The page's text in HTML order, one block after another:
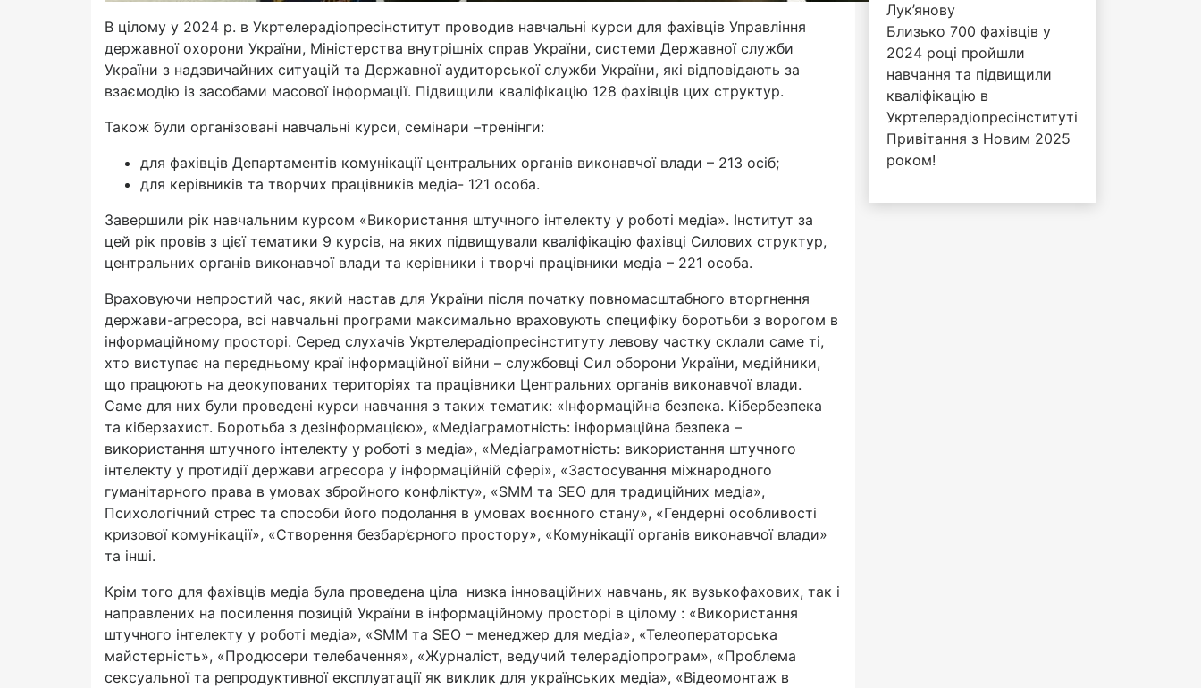
В цілому у 2024 р. в Укртелерадіопресінститут проводив навчальні курси для фахівців Управління
державної охорони України, Міністерства внутрішніх справ України, системи Державної служби
України з надзвичайних ситуацій та Державної аудиторської служби України, які відповідають за
взаємодію із засобами масової інформації. Підвищили кваліфікацію 128 фахівців цих структур.
Також були організовані навчальні курси, семінари –тренінги:
для фахівців Департаментів комунікації центральних органів виконавчої влади – 213 осіб;
для керівників та творчих працівників медіа- 121 особа.
Завершили рік навчальним курсом «Використання штучного інтелекту у роботі медіа». Інститут за
цей рік провів з цієї тематики 9 курсів, на яких підвищували кваліфікацію фахівці Силових структур,
центральних органів виконавчої влади та керівники і творчі працівники медіа – 221 особа.
Враховуючи непростий час, який настав для України після початку повномасштабного вторгнення
держави-агресора, всі навчальні програми максимально враховують специфіку боротьби з ворогом в
інформаційному просторі. Серед слухачів Укртелерадіопресінституту левову частку склали саме ті,
хто виступає на передньому краї інформаційної війни – службовці Сил оборони України, медійники,
що працюють на деокупованих територіях та працівники Центральних органів виконавчої влади.
Саме для них були проведені курси навчання з таких тематик: «Інформаційна безпека. Кібербезпека
та кіберзахист. Боротьба з дезінформацією», «Медіаграмотність: інформаційна безпека –
використання штучного інтелекту у роботі з медіа», «Медіаграмотність: використання штучного
інтелекту у протидії держави агресора у інформаційній сфері», «Застосування міжнародного
гуманітарного права в умовах збройного конфлікту», «SMM та SEO для традиційних медіа»,
Психологічний стрес та способи його подолання в умовах воєнного стану», «Гендерні особливості
кризової комунікації», «Створення безбар’єрного простору», «Комунікації органів виконавчої влади»
та інші.
Крім того для фахівців медіа була проведена ціла низка інноваційних навчань, як вузькофахових, так і
направлених на посилення позицій України в інформаційному просторі в цілому : «Використання
штучного інтелекту у роботі медіа», «SMM та SEO – менеджер для медіа», «Телеоператорська
майстерність», «Продюсери телебачення», «Журналіст, ведучий телерадіопрограм», «Проблема
сексуальної та репродуктивної експлуатації як виклик для українських медіа», «Відеомонтаж в
Лук’янову
Близько 700 фахівців у
2024 році пройшли
навчання та підвищили
кваліфікацію в
Укртелерадіопресінституті
Привітання з Новим 2025
роком!